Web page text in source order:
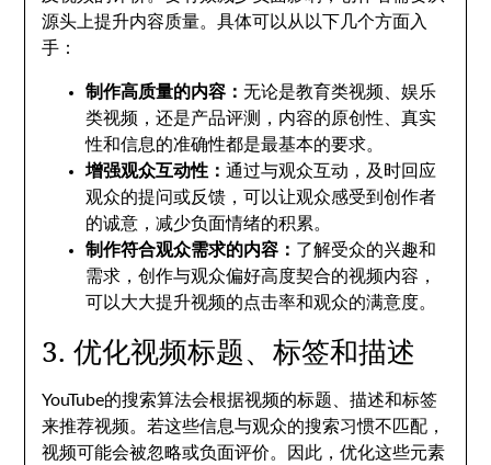
源头上提升内容质量。具体可以从以下几个方面入
手：
制作高质量的内容：无论是教育类视频、娱乐
类视频，还是产品评测，内容的原创性、真实
性和信息的准确性都是最基本的要求。
增强观众互动性：通过与观众互动，及时回应
观众的提问或反馈，可以让观众感受到创作者
的诚意，减少负面情绪的积累。
制作符合观众需求的内容： 了解受众的兴趣和
需求，创作与观众偏好高度契合的视频内容，
可以大大提升视频的点击率和观众的满意度。
3. 优化视频标题、标签和描述
YouTube的搜索算法会根据视频的标题、描述和标签
来推荐视频。若这些信息与观众的搜索习惯不匹配，
视频可能会被忽略或负面评价。因此，优化这些元素